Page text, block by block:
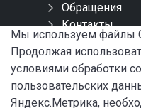
Обращения
Контакты
Карта сайта
СОЦИАЛЬНЫЕ СЕТИ
Мы используем файлы
Продолжая
условиями обработки
пользовательских
Яндекс.Метрика,